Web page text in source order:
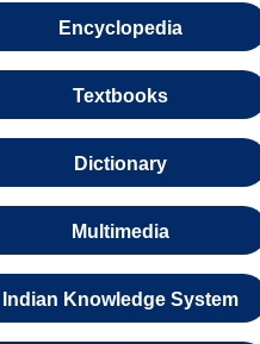
Encyclopedia
Textbooks
Dictionary
Multimedia
Indian Knowledge System